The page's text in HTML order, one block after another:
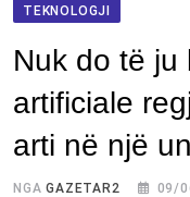
TEKNOLOGJI
Nuk do të ju
artificiale
arti në një
NGAGAZETAR2 09/